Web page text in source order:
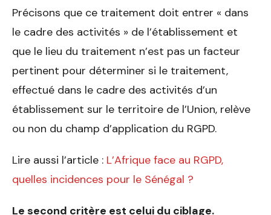
Précisons que ce traitement doit entrer « dans
le cadre des activités » de l’établissement et
que le lieu du traitement n’est pas un facteur
pertinent pour déterminer si le traitement,
effectué dans le cadre des activités d’un
établissement sur le territoire de l’Union, relève
ou non du champ d’application du RGPD.
Lire aussi l’article : L’Afrique face au RGPD,
quelles incidences pour le Sénégal ?
Le second critère est celui du ciblage.